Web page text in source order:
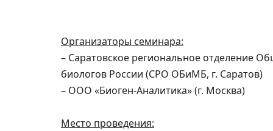
Организаторы семинара:
– Саратовское региональное отделение
биологов России (СРО ОБиМБ, г. Саратов)
– ООО «Биоген-Аналитика» (г. Москва)
Место проведения: